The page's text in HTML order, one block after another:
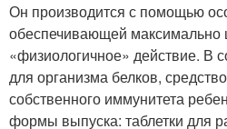
Он производится с помощью
обеспечивающей
«физиологичное» действие. В
для организма белков,
собственного иммунитета
формы выпуска: таблетки для